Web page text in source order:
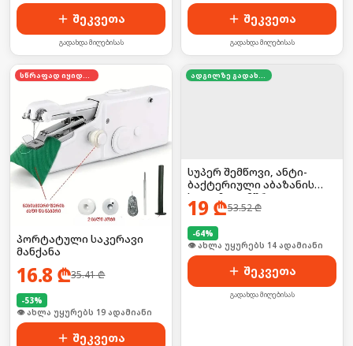
შეკვეთა
გადახდა მიღებისას
შეკვეთა
გადახდა მიღებისას
სწრაფად იყიდება
პორტატული საკერავი
მანქანა
16.8 ₾35.41₾
-53%
🛒 ბოლო 24სთ-ში იყიდა 27-მა
შეკვეთა
ადგილზე გადახდა
სუპერ შემწოვი, ანტი-
ბაქტერიული აბაზანის
ხალიჩა — მშრალი და
უსაფრთხო იატაკისთვის
19 ₾53.52₾
-64%
🛒 ბოლო 24სთ-ში იყიდა 17-მა
შეკვეთა
გადახდა მიღებისას